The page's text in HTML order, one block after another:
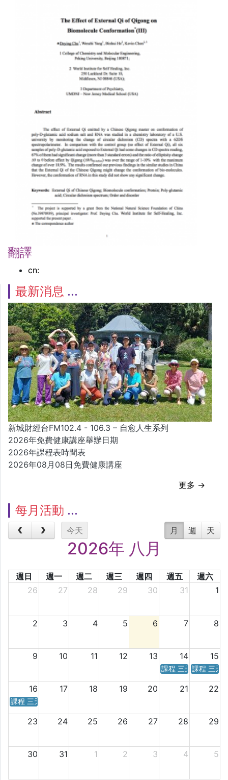
翻譯
cn:
最新消息
新城財經台FM102.4 - 106.3 – 自愈人生系列
2026年免費健康講座舉辦日期
2026年課程表時間表
2026年08月08日免費健康講座
更多 →
每月活動
今天 月 週 天
2026年 八月
週日 週一 週二 週三 週四 週五
週六
26
27 28 29 30 31 1
2 3 4 5 6 7 8
9 10 11 12 13 14 15
課程 三天／六天 時
課程 三天
16 17 18 19 20 21 22
課程 三天／六天 時間表
23 24 25 26 27 28 29
30 31 1 2 3 4 5